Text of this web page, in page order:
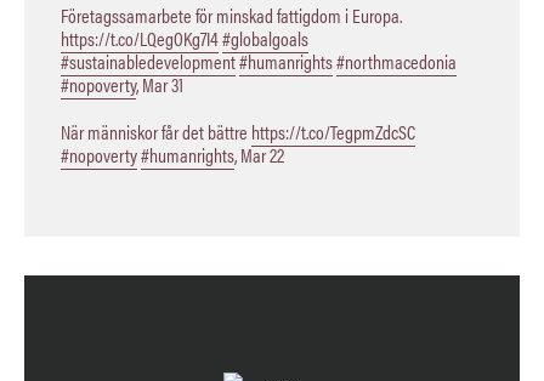
Företagssamarbete för minskad fattigdom i Europa.
https://t.co/LQegOKg7I4#globalgoals
#sustainabledevelopment#humanrights#northmacedonia
#nopoverty,Mar 31
När människor får det bättre https://t.co/TegpmZdcSC
#nopoverty#humanrights,Mar 22